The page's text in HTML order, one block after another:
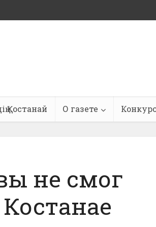
Қостанай О газете
не смог